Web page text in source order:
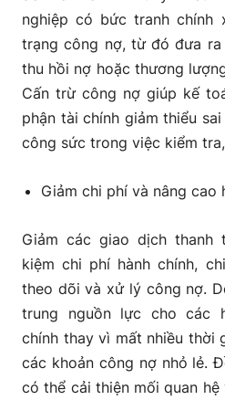
nghiệp có bức tranh
trạng công nợ, từ đó đưa
thu hồi nợ hoặc thương
Cấn trừ công nợ giúp kế
phận tài chính giảm thiểu
công sức trong việc kiểm
Giảm chi phí và nâng cao
Giảm các giao dịch
kiệm chi phí hành chính,
theo dõi và xử lý công nợ.
trung nguồn lực cho các
chính thay vì mất nhiều thời
các khoản công nợ nhỏ lẻ.
có thể cải thiện mối quan